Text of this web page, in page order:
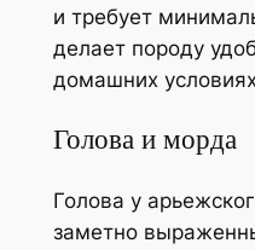
и требует
делает породу
домашних
Голова и морда
Голова у
заметно